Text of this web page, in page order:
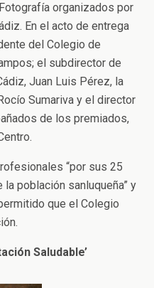
organizados por
En el acto de entrega
del Colegio de
el subdirector de
Juan Luis Pérez, la
Sumariva y el director
de los premiados,
“por sus 25
población sanluqueña” y
que el Colegio
Saludable’